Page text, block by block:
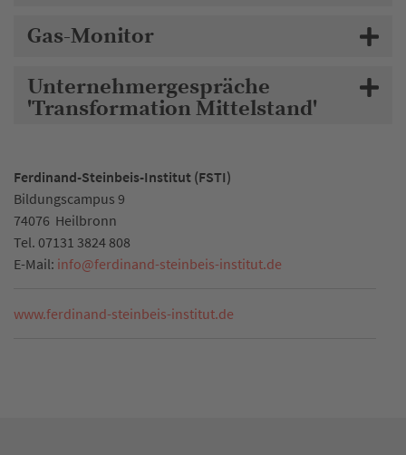
Gas-Monitor
Unternehmergespräche
'Transformation Mittelstand'
Ferdinand-Steinbeis-Institut (FSTI)
Bildungscampus 9
74076 Heilbronn
Tel. 07131 3824 808
E-Mail: info@ferdinand-steinbeis-institut.de
www.ferdinand-steinbeis-institut.de